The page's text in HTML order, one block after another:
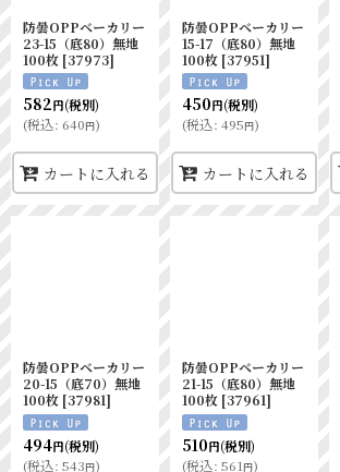
防曇OPPベーカリー
23-15（底80）無地
100枚 [37973]
582円(税別)
(税込: 640円)
カートに入れる
防曇OPPベーカリー
15-17（底80）無地
100枚 [37951]
450円(税別)
(税込: 495円)
カートに入れる
防曇OPPベーカリー
20-15（底70）無地
100枚 [37981]
494円(税別)
(税込: 543円)
防曇OPPベーカリー
21-15（底80）無地
100枚 [37961]
510円(税別)
(税込: 561円)